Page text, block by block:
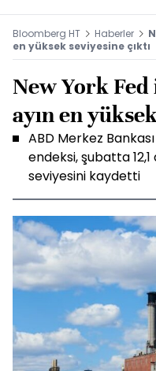
Bloomberg HT Haberler
en yüksek seviyesine çıktı
New York
ayın en
ABD Merkez
endeksi, şubatta
seviyesini kaydetti